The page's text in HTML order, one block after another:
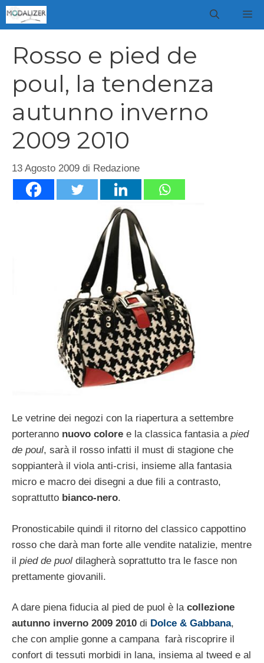
Vai
al
Rosso e pied de
poul, la tendenza
autunno inverno
2009 2010
13 Agosto 2009 di Redazione
Le vetrine dei negozi con la riapertura a settembre
porteranno nuovo colore e la classica fantasia a pied
de poul, sarà il rosso infatti il must di stagione che
soppianterà il viola anti-crisi, insieme alla fantasia
micro e macro dei disegni a due fili a contrasto,
soprattutto bianco-nero.
Pronosticabile quindi il ritorno del classico cappottino
rosso che darà man forte alle vendite natalizie, mentre
il pied de puol dilagherà soprattutto tra le fasce non
prettamente giovanili.
A dare piena fiducia al pied de puol è la collezione
autunno inverno 2009 2010 di Dolce & Gabbana,
che con amplie gonne a campana farà riscoprire il
confort di tessuti morbidi in lana, insiema al tweed e al